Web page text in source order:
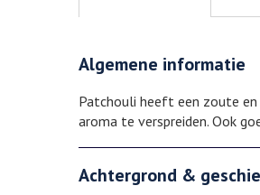
Algemene informatie
Patchouli heeft een zoute en
aroma te verspreiden. Ook
Achtergrond &